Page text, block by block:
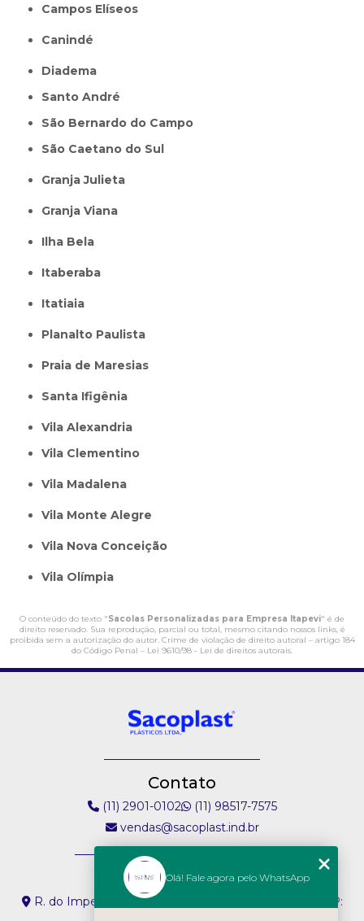
Campos Elíseos
Canindé
Diadema
Santo André
São Bernardo do Campo
São Caetano do Sul
Granja Julieta
Granja Viana
Ilha Bela
Itaberaba
itatiaia
Planalto Paulista
Praia de Maresias
Santa Ifigênia
Vila Alexandria
Vila Clementino
Vila Madalena
Vila Monte Alegre
Vila Nova Conceição
Vila Olímpia
O conteúdo do texto "Sacolas Personalizadas para Empresa Itapevi" é de
direito reservado. Sua reprodução, parcial ou total, mesmo citando nossos links, é
proibida sem a autorização do autor. Crime de violação de direito autoral – artigo 184
do Código Penal – Lei 9610/98 - Lei de direitos autorais
Contato
(11) 2901-0102
(11) 98517-7575
vendas@sacoplast.ind.br
Endereço
R. do Imperador, 304 - Vila Paiva São Paulo - SP - CEP:
Olá! Fale agora pelo WhatsApp